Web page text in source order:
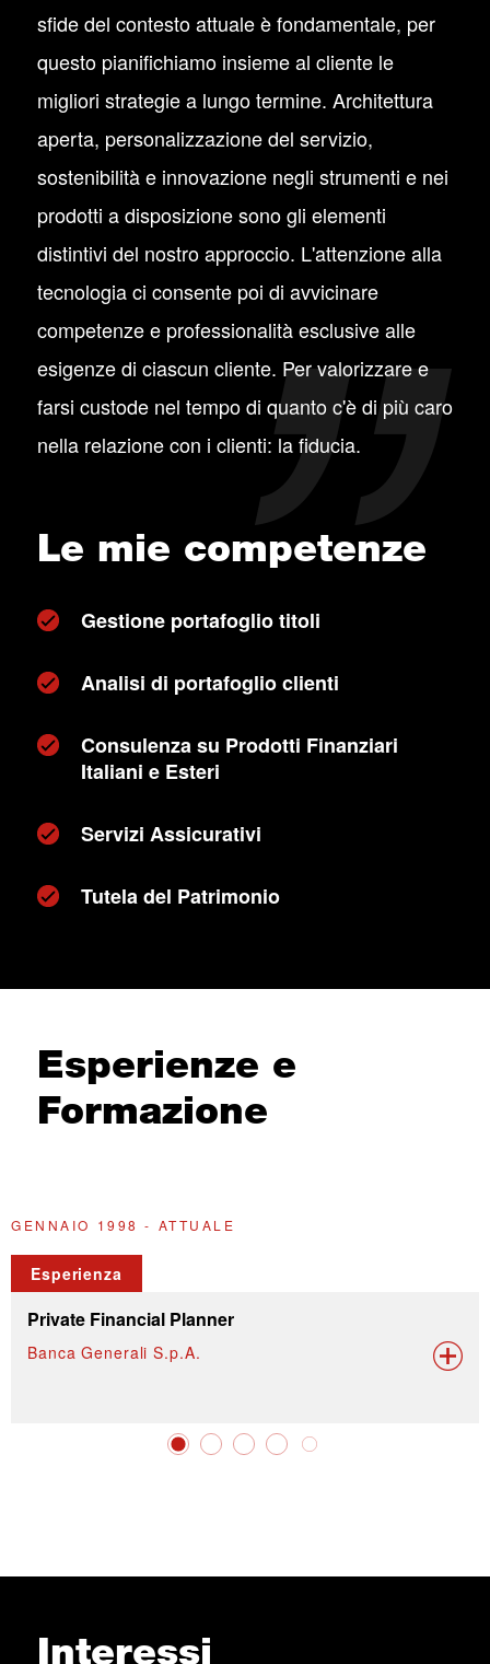
sfide del contesto attuale è fondamentale, per
questo pianifichiamo insieme al cliente le
migliori strategie a lungo termine. Architettura
aperta, personalizzazione del servizio,
sostenibilità e innovazione negli strumenti e nei
prodotti a disposizione sono gli elementi
distintivi del nostro approccio. L'attenzione alla
tecnologia ci consente poi di avvicinare
competenze e professionalità esclusive alle
esigenze di ciascun cliente. Per valorizzare e
farsi custode nel tempo di quanto c'è di più caro
nella relazione con i clienti: la fiducia.
Le mie competenze
Gestione portafoglio titoli
Analisi di portafoglio clienti
Consulenza su Prodotti Finanziari
Italiani e Esteri
Servizi Assicurativi
Tutela del Patrimonio
Esperienze e
Formazione
GENNAIO 1998 - ATTUALE
Esperienza
Private Financial Planner
Banca Generali S.p.A.
Interessi